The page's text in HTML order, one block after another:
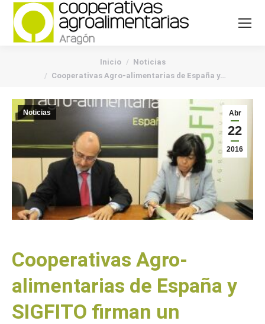
Inicio
Noticias
Cooperativas Agro-alimentarias de España y…
Abr
22
2016
Noticias
Cooperativas Agro-
alimentarias de España y
SIGFITO firman un